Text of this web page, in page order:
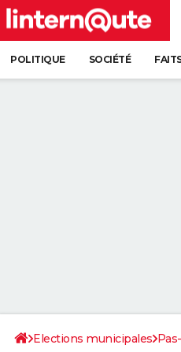
POLITIQUE SOCIÉTÉ
Elections municipales